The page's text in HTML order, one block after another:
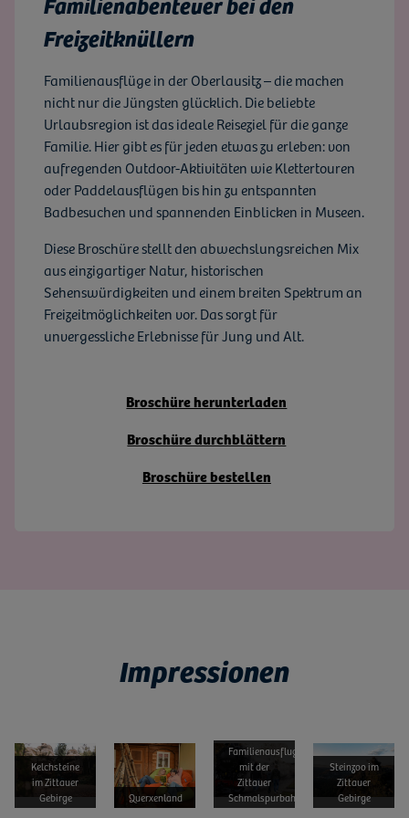
Freizeitknüllern
Familienausflüge in der Oberlausitz – die machen
nicht nur die Jüngsten glücklich. Die beliebte
Urlaubsregion ist das ideale Reiseziel für die ganze
Familie. Hier gibt es für jeden etwas zu erleben: von
aufregenden Outdoor-Aktivitäten wie Klettertouren
oder Paddelausflügen bis hin zu entspannten
Badbesuchen und spannenden Einblicken in Museen.
Diese Broschüre stellt den abwechslungsreichen Mix
aus einzigartiger Natur, historischen
Sehenswürdigkeiten und einem breiten Spektrum an
Freizeitmöglichkeiten vor. Das sorgt für
unvergessliche Erlebnisse für Jung und Alt.
Broschüre herunterladen
Broschüre durchblättern
Broschüre bestellen
Impressionen
Bild vergrößern
Kelchsteine
im Zittauer
Gebirge
Bild vergrößern
Querxenland
Bild vergrößern
Familienausflug
mit der
Zittauer
Schmalspurbahn
Bild vergrößern
Steinzoo im
Zittauer
Gebirge